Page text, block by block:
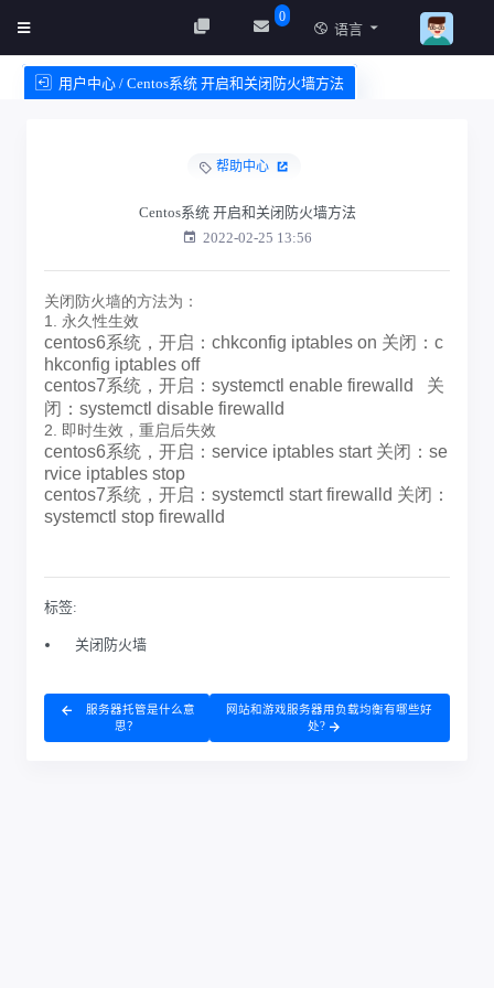
0
语言
用户中心 / Centos系统 开启和关闭防火墙方法
帮助中心
Centos系统 开启和关闭防火墙方法
2022-02-25 13:56
标签:
关闭防火墙
服务器托管是什么意
思？
网站和游戏服务器用负载均衡有哪些好
处?